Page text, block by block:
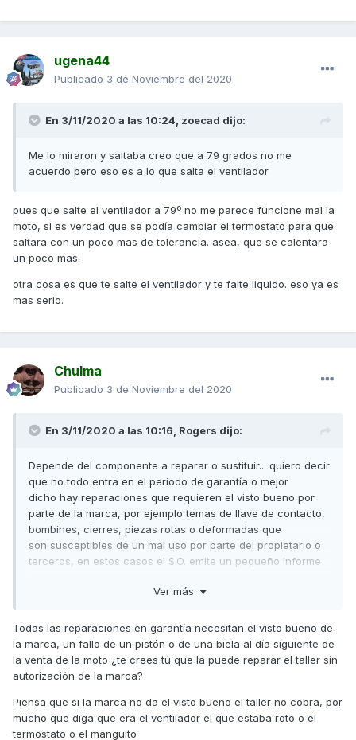
ugena44
Publicado 3 de Noviembre del 2020
En 3/11/2020 a las 10:24, zoecad dijo:
Me lo miraron y saltaba creo que a 79 grados no me
acuerdo pero eso es a lo que salta el ventilador
pues que salte el ventilador a 79º no me parece funcione mal la
moto, si es verdad que se podía cambiar el termostato para que
saltara con un poco mas de tolerancia. asea, que se calentara
un poco mas.
otra cosa es que te salte el ventilador y te falte liquido. eso ya es
mas serio.
Chulma
Publicado 3 de Noviembre del 2020
En 3/11/2020 a las 10:16, Rogers dijo:
Depende del componente a reparar o sustituir... quiero decir
que no todo entra en el periodo de garantía o mejor
dicho hay reparaciones que requieren el visto bueno por
parte de la marca, por ejemplo temas de llave de contacto,
bombines, cierres, piezas rotas o deformadas que
son susceptibles de un mal uso por parte del propietario o
terceros, en estos casos el S.O. emite un pequeño informe
reparación. En este caso lo referente al circuito de
ser p. ej. que le hayamos metido un golpe al radiador, claro.
Un saludo
Ver más
Todas las reparaciones en garantía necesitan el visto bueno de
la marca, un fallo de un pistón o de una biela al día siguiente de
la venta de la moto ¿te crees tú que la puede reparar el taller sin
autorización de la marca?
Piensa que si la marca no da el visto bueno el taller no cobra, por
mucho que diga que era el ventilador el que estaba roto o el
termostato o el manguito